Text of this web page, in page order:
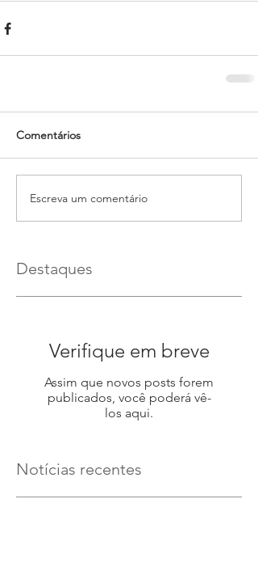
Comentários
Escreva um comentário
Destaques
Verifique em breve
Assim que novos posts forem
publicados, você poderá vê-
los aqui.
Notícias recentes